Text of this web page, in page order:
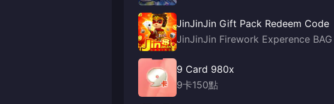
JinJinJin Gift Pack Redeem Code
JinJinJin Firework Experence BAG
9 Card 980x
9卡150點